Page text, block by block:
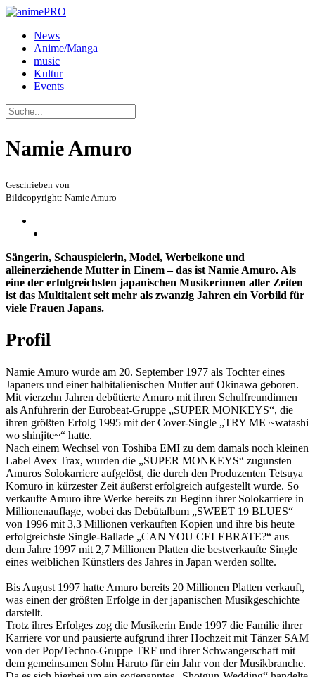
News
Anime/Manga
music
Kultur
Events
Namie Amuro
Geschrieben von
Bildcopyright: Namie Amuro
Sängerin, Schauspielerin, Model, Werbeikone und
alleinerziehende Mutter in Einem – das ist Namie Amuro. Als
eine der erfolgreichsten japanischen Musikerinnen aller Zeiten
ist das Multitalent seit mehr als zwanzig Jahren ein Vorbild für
viele Frauen Japans.
Profil
Namie Amuro wurde am 20. September 1977 als Tochter eines
Japaners und einer halbitalienischen Mutter auf Okinawa geboren.
Mit vierzehn Jahren debütierte Amuro mit ihren Schulfreundinnen
als Anführerin der Eurobeat-Gruppe „SUPER MONKEYS“, die
ihren größten Erfolg 1995 mit der Cover-Single „TRY ME ~watashi
wo shinjite~“ hatte.
Nach einem Wechsel von Toshiba EMI zu dem damals noch kleinen
Label Avex Trax, wurden die „SUPER MONKEYS“ zugunsten
Amuros Solokarriere aufgelöst, die durch den Produzenten Tetsuya
Komuro in kürzester Zeit äußerst erfolgreich aufgestellt wurde. So
verkaufte Amuro ihre Werke bereits zu Beginn ihrer Solokarriere in
Millionenauflage, wobei das Debütalbum „SWEET 19 BLUES“
von 1996 mit 3,3 Millionen verkauften Kopien und ihre bis heute
erfolgreichste Single-Ballade „CAN YOU CELEBRATE?“ aus
dem Jahre 1997 mit 2,7 Millionen Platten die bestverkaufte Single
eines weiblichen Künstlers des Jahres in Japan werden sollte.
Bis August 1997 hatte Amuro bereits 20 Millionen Platten verkauft,
was einen der größten Erfolge in der japanischen Musikgeschichte
darstellt.
Trotz ihres Erfolges zog die Musikerin Ende 1997 die Familie ihrer
Karriere vor und pausierte aufgrund ihrer Hochzeit mit Tänzer SAM
von der Pop/Techno-Gruppe TRF und ihrer Schwangerschaft mit
dem gemeinsamen Sohn Haruto für ein Jahr von der Musikbranche.